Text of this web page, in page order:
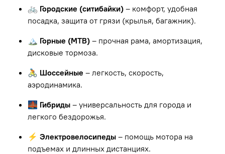
🚲 Городские (ситибайки) – комфорт, удобная
посадка, защита от грязи (крылья, багажник).
🏔 Горные (MTB) – прочная рама, амортизация,
дисковые тормоза.
🚴 Шоссейные – легкость, скорость,
аэродинамика.
🌉 Гибриды – универсальность для города и
легкого бездорожья.
⚡ Электровелосипеды – помощь мотора на
подъемах и длинных дистанциях.